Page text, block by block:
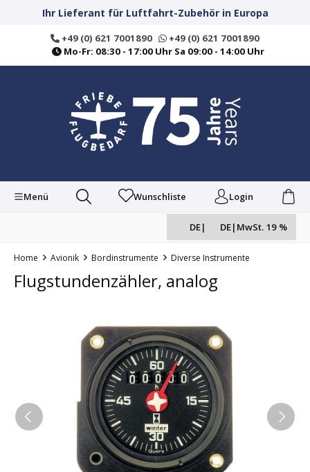
springenIhr Lieferant für Luftfahrt-Zubehör in Europa
+49 (0) 621 7001890
+49 (0) 621 7001890
Mo-Fr: 08:30 - 17:00 Uhr Sa 09:00 - 14:00 Uhr
Menü Wunschliste Login
DE| DE| MwSt. 19 %
Home Avionik Bordinstrumente Diverse Instrumente
Flugstundenzähler, analog
Bildergalerie überspringen